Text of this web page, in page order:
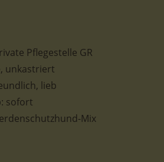
Pflegestelle GR
unkastriert
lieb
sofort
Mix